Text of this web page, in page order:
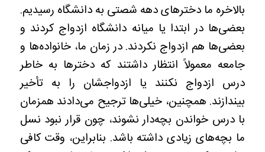
بالاخره ما دخترهای دهه شصتی به دانشگاه رسیدیم.
بعضی‌ها در ابتدا یا میانه دانشگاه ازدواج کردند و
بعضی‌ها هم ازدواج نکردند. در زمان ما، خانواده‌ها و
جامعه معمولاً انتظار داشتند که دخترها به خاطر
درس ازدواج نکنند یا ازدواجشان را به تأخیر
بیندازند. همچنین، خیلی‌ها ترجیح می‌دادند همزمان
با درس خواندن بچه‌دار نشوند، چون قرار نبود نسل
ما بچه‌های زیادی داشته باشد. بنابراین، وقت کافی